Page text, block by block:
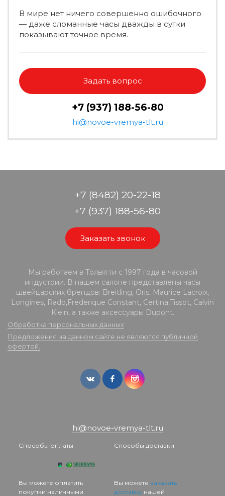
В мире нет ничего совершенно ошибочного
— даже сломанные часы дважды в сутки
показывают точное время.
Задать вопрос
+7 (937) 188-56-80
hi@novoe-vremya-tlt.ru
+7 (8482) 20-22-18
+7 (937) 188-56-80
Заказать звонок
Мы работаем в Тольятти с 1997 года в часовой
индустрии. В нашем салоне представлены часы
швейцарских брендов: Breitling, Oris, Maurice Lacroix,
Longines, Rado,Frederique Constant, Certina,Tissot, Calvin
Klein, а также аксессуары Dupont.
Обработка персональных данных
Предложения на данном сайте не являются публичной
офертой.
hi@novoe-vremya-tlt.ru
Способы оплаты
Вы можете оплатить
покупки наличными
Способы доставки
Вы можете заказать
доставкунашей